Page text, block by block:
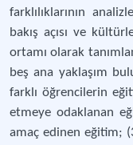
farklılıklarının
bakış açısı ve
ortamı olarak
beş ana yaklaşım
farklı öğrencilerin
etmeye odaklanan
amaç edinen eğitim;